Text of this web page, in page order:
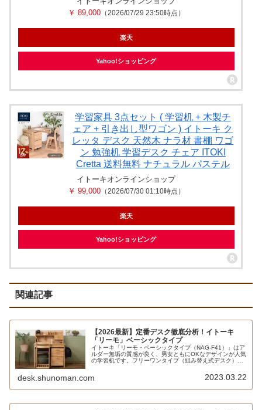
￥ 89,000（2026/07/29 23:50時点）
楽天
Yahoo!ショッピング
学習家具 3点セット ( 学習机 + 木製チ
ェア + 引き出し型ワゴン ) イトーキ ク
レッタ デスク 天然木 ナラ材 書棚 ワゴ
ン 勉強机 学習デスク チェア ITOKI
Cretta 送料無料 ナチュラル パステル
イトーキオンラインショップ
￥ 99,000（2026/07/30 01:10時点）
楽天
Yahoo!ショッピング
関連記事
【2026最新】定番デスク徹底分析！イトーキ
「リーモ」ベーシックタイプ
イトーキ「リーモ・ベーシックタイプ（NAG-F41）」はア
ルダー無垢の質感が良く、男女ともにOKなデザインが人気
の学習机です。フリーワンタイプ（組み替え式デスク）な
ます。同じくイトーキの「JAQ-F31」やニトリの「メルシ
ー」、無印良品の「木製デスク オーク材」などが比較対象
desk.shunoman.com 2023.03.22